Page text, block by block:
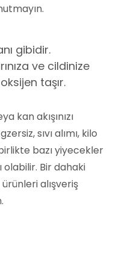
gibidir.
ve cildinize
taşır.
kan akışınızı
sıvı alımı, kilo
bazı yiyecekler
olabilir. Bir dahaki
alışveriş